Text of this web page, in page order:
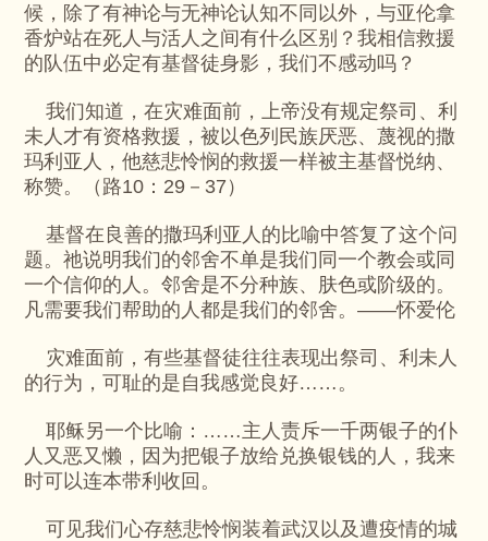
候，除了有神论与无神论认知不同以外，与亚伦拿
香炉站在死人与活人之间有什么区别？我相信救援
的队伍中必定有基督徒身影，我们不感动吗？
我们知道，在灾难面前，上帝没有规定祭司、利
未人才有资格救援，被以色列民族厌恶、蔑视的撒
玛利亚人，他慈悲怜悯的救援一样被主基督悦纳、
称赞。（路10：29－37）
基督在良善的撒玛利亚人的比喻中答复了这个问
题。祂说明我们的邻舍不单是我们同一个教会或同
一个信仰的人。邻舍是不分种族、肤色或阶级的。
凡需要我们帮助的人都是我们的邻舍。——怀爱伦
灾难面前，有些基督徒往往表现出祭司、利未人
的行为，可耻的是自我感觉良好……。
耶稣另一个比喻：……主人责斥一千两银子的仆
人又恶又懒，因为把银子放给兑换银钱的人，我来
时可以连本带利收回。
可见我们心存慈悲怜悯装着武汉以及遭疫情的城